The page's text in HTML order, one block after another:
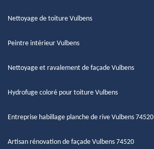
Nettoyage de toiture Vulbens
Peintre intérieur Vulbens
Nettoyage et ravalement de façade Vulbens
Hydrofuge coloré pour toiture Vulbens
Entreprise habillage planche de rive Vulbens 74520
Artisan rénovation de façade Vulbens 74520